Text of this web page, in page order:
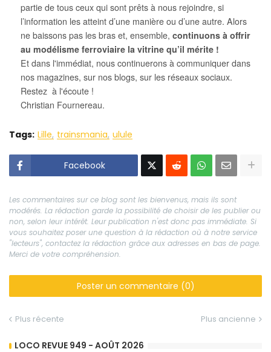
partie de tous ceux qui sont prêts à nous rejoindre, si
l’information les atteint d’une manière ou d’une autre. Alors
ne baissons pas les bras et, ensemble, continuons à offrir
au modélisme ferroviaire la vitrine qu’il mérite !
Et dans l'immédiat, nous continuerons à communiquer dans
nos magazines, sur nos blogs, sur les réseaux sociaux.
Restez à l'écoute !
Christian Fournereau.
Tags: Lille trainsmania ulule
Facebook
Les commentaires sur ce blog sont les bienvenus, mais ils sont
modérés. La rédaction garde la possibilité de choisir de les publier ou
non, selon leur intérêt. Leur publication n'est donc pas immédiate. Si
vous souhaitez poser une question à la rédaction où à notre service
"lecteurs", contactez la rédaction grâce aux adresses en bas de page.
Merci de votre compréhension.
Poster un commentaire (0)
Plus récente Plus ancienne
LOCO REVUE 949 - AOÛT 2026